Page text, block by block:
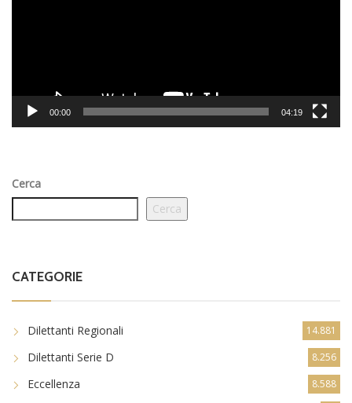
00:00 04:19
Cerca
Cerca
CATEGORIE
Dilettanti Regionali 14.881
Dilettanti Serie D 8.256
Eccellenza 8.588